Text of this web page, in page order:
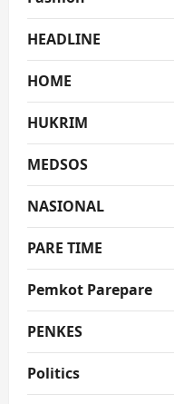
HEADLINE
HOME
HUKRIM
MEDSOS
NASIONAL
PARE TIME
Pemkot Parepare
PENKES
Politics